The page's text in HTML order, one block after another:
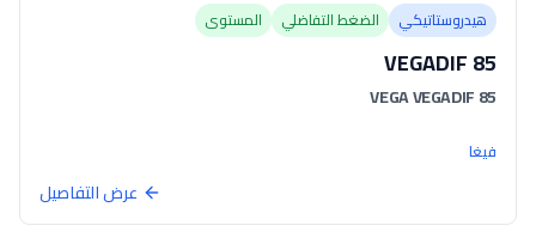
هيدروستاتيكي الضغط التفاضلي المستوى
VEGADIF 85
VEGA VEGADIF 85
فيغا
عرض التفاصيل